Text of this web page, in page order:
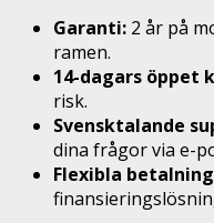
Garanti: 2 år på
ramen.
14-dagars öppet
risk.
Svensktalande
dina frågor via e-
Flexibla